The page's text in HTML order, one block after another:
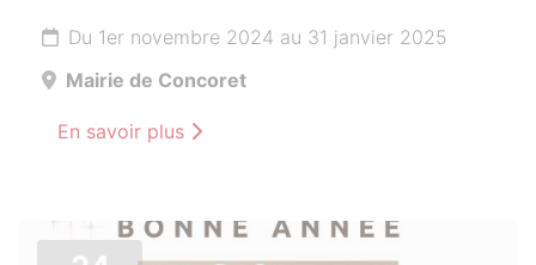
Du 1er novembre 2024 au 31 janvier 2025
Mairie de Concoret
En savoir plus